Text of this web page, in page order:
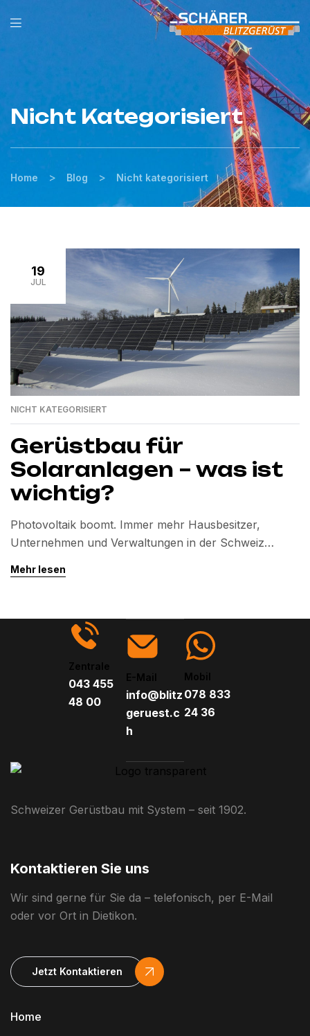
Nicht Kategorisiert
Home > Blog > Nicht kategorisiert
19
JUL
NICHT KATEGORISIERT
Gerüstbau für
Solaranlagen – was ist
wichtig?
Photovoltaik boomt. Immer mehr Hausbesitzer,
Unternehmen und Verwaltungen in der Schweiz
wird: Ohne ein professionell geplantes und
zeigen wir, worauf es beim Gerüstbau für PV-Anlagen
wirklich ankommt, mit Fokus auf Sicherheit, Planung
und reibungslose […]
Mehr lesen
Zentrale
043 455
48 00
E-Mail
info@blitz
geruest.c
h
Mobil
078 833
24 36
Schweizer Gerüstbau mit System – seit 1902.
Home
Kontaktieren Sie uns
Wir sind gerne für Sie da – telefonisch, per E-Mail
oder vor Ort in Dietikon.
Jetzt Kontaktieren